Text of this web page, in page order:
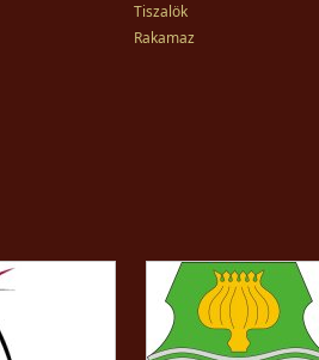
Tiszalök
Rakamaz